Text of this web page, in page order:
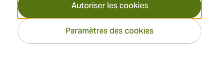
Autoriser les cookies
Paramètres des cookies
Adresse
Informations